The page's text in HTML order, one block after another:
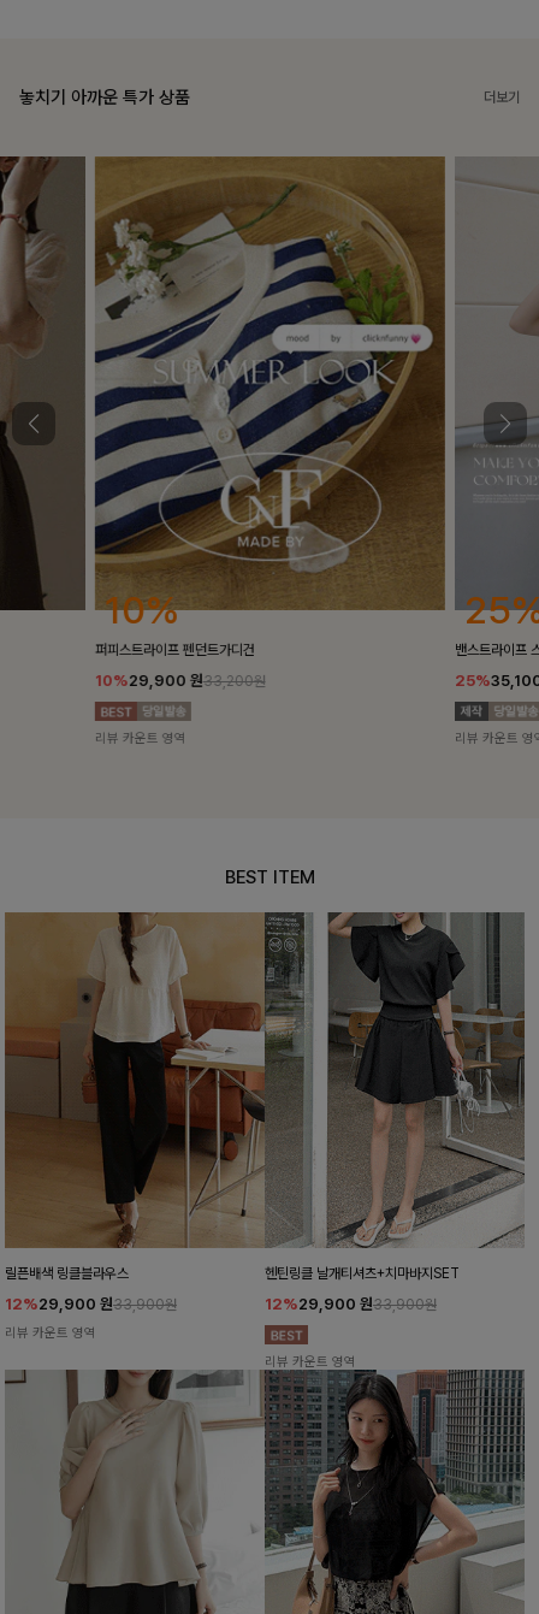
놓치기 아까운 특가 상품 더보기
25%
밴스트라이프 스트링원피스
25%35,100 원46,800원
리뷰 카운트 영역
10%
[5천장돌파/
10%
리뷰 카운트 영
BEST ITEM
릴픈배색 링클블라우스
12%29,900 원33,900원
리뷰 카운트 영역
헨틴링클 날개티셔츠+치마바지SET
12%29,900 원33,900원
리뷰 카운트 영역